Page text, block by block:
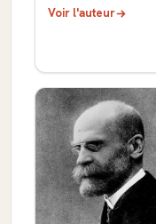
Voir l'auteur